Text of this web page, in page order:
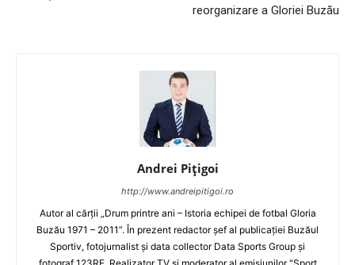
reorganizare a Gloriei Buzău
Andrei Pițigoi
http://www.andreipitigoi.ro
Autor al cărţii „Drum printre ani – Istoria echipei de fotbal Gloria
Buzău 1971 – 2011”. În prezent redactor şef al publicaţiei Buzăul
Sportiv, fotojurnalist şi data collector Data Sports Group şi